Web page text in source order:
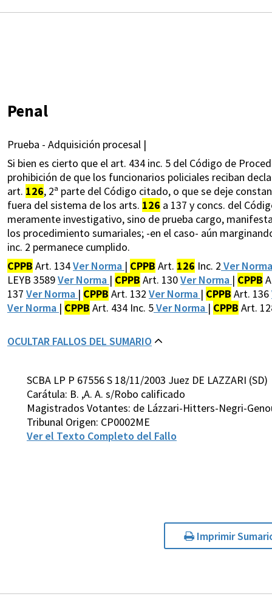
Penal
Prueba - Adquisición procesal |
Si bien es cierto que el art. 434 inc. 5 del Código de
prohibición de que los funcionarios policiales reciban
art. 126, 2ª parte del Código citado, o que se deje
fuera del sistema de los arts. 126 a 137 y concs. del
meramente investigativo, sino de prueba cargo,
los procedimiento sumariales; -en el caso- aún
inc. 2 permanece cumplido.
CPPB Art. 134Ver Norma | CPPB Art. 126 Inc. 2 Ver
LEYB 3589Ver Norma | CPPB Art. 130Ver Norma | CPPB
137 Ver Norma | CPPB Art. 132 Ver Norma | CPPB Art. 136
Ver Norma | CPPB Art. 434 Inc. 5Ver Norma | CPPB Art.
OCULTAR FALLOS DEL SUMARIO
SCBA LP P 67556 S 18/11/2003 Juez DE LAZZARI (SD)
Carátula: B. ,A. A. s/Robo calificado
Magistrados Votantes: de Lázzari-Hitters-Negri-
Tribunal Origen: CP0002ME
Ver el Texto Completo del Fallo
Imprimir